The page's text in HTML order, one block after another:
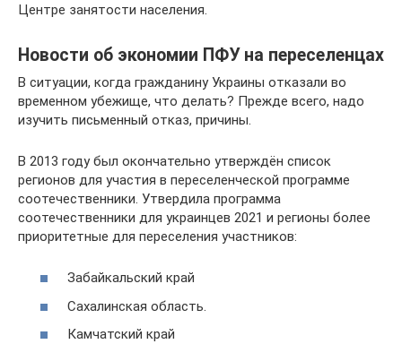
Центре занятости населения.
Новости об экономии ПФУ на переселенцах
В ситуации, когда гражданину Украины отказали во
временном убежище, что делать? Прежде всего, надо
изучить письменный отказ, причины.
В 2013 году был окончательно утверждён список
регионов для участия в переселенческой программе
соотечественники. Утвердила программа
соотечественники для украинцев 2021 и регионы более
приоритетные для переселения участников:
Забайкальский край
Сахалинская область.
Камчатский край